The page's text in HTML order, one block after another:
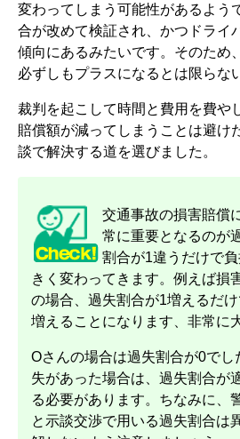
変わってしまう可能性があるよう
合が改めて検証され、かつドライ
傾向にあるみたいです。そのため
必ずしもプラスになるとは限らな
裁判を起こして時間と費用を費や
賠償額が減ってしまうことは避け
談で解決する道を選びました。
交通事故の損害賠償
常に重要となるのが
割合が1違うだけで
きく変わってきます。例えば損
の場合、過失割合が1増えるだ
増えることになります、非常に
Oさんの場合は過失割合が0でし
失があった場合は、過失割合が
る必要があります。ちなみに、
と示談交渉で用いる過失割合は